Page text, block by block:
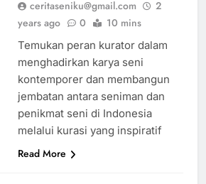
ceritaseniku@gmail.com
2
years ago
0 10 mins
Temukan peran kurator dalam
menghadirkan karya seni
kontemporer dan membangun
jembatan antara seniman dan
penikmat seni di Indonesia
melalui kurasi yang inspiratif
Read More